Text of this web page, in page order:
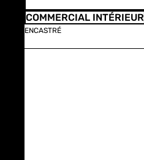
COMMERCIAL INTÉRIEUR
ENCASTRÉ